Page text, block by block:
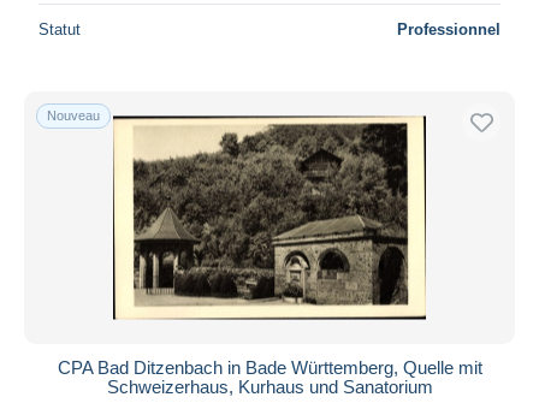
Statut Professionnel
Nouveau
CPA Bad Ditzenbach in Bade Württemberg, Quelle mit
Schweizerhaus, Kurhaus und Sanatorium